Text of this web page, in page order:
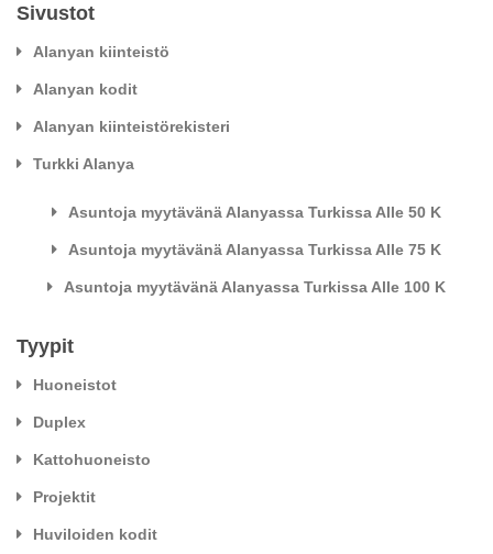
Sivustot
Alanyan kiinteistö
Alanyan kodit
Alanyan kiinteistörekisteri
Turkki Alanya
Asuntoja myytävänä Alanyassa Turkissa Alle 50 K
Asuntoja myytävänä Alanyassa Turkissa Alle 75 K
Asuntoja myytävänä Alanyassa Turkissa Alle 100 K
Tyypit
Huoneistot
Duplex
Kattohuoneisto
Projektit
Huviloiden kodit